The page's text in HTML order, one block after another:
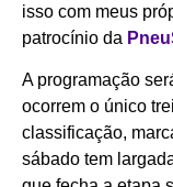
isso com meus
patrocínio da Pne
A programação
ocorrem o único
classificação,
sábado tem